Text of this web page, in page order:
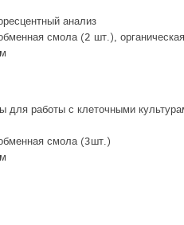
анализ
смола (2 шт.),
для работы с клеточными
смола (3шт.)